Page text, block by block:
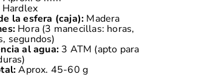
Hardlex
la esfera (caja): Madera
Hora (3 manecillas: horas,
segundos)
al agua:3 ATM (apto para
Aprox. 45-60 g